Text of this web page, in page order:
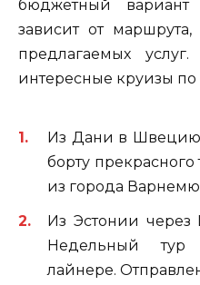
бюджетный вариант
зависит от
предлагаемых
интересные круизы
Из Дани в
борту
из города
Из Эстонии
Недельный тур
лайнере.